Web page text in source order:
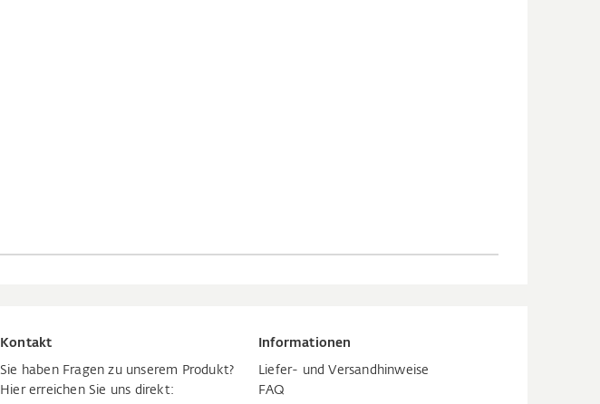
Kontakt
Sie haben Fragen zu unserem Produkt?
Hier erreichen Sie uns direkt:
Informationen
Liefer- und Versandhinweise
FAQ